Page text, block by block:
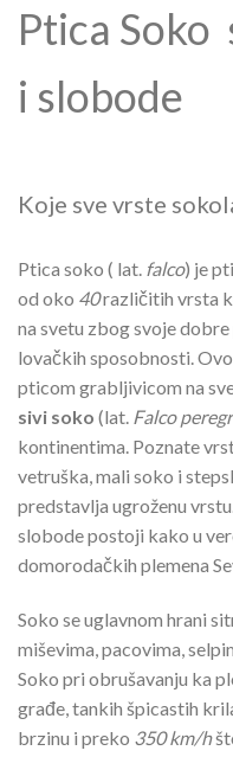
Ptica Soko
i slobode
Koje sve vrste
Ptica soko ( lat. falco) je
od oko 40različitih vrsta
na svetu zbog svoje
lovačkih sposobnosti.
pticom grabljivicom na
sivi soko (lat. Falco
kontinentima. Poznate
vetruška, mali soko i
predstavlja ugroženu
slobode postoji kako u
domorodačkih plemena
Soko se uglavnom hrani
miševima, pacovima,
Soko pri obrušavanju ka
građe, tankih špicastih
brzinu i preko 350 km/h